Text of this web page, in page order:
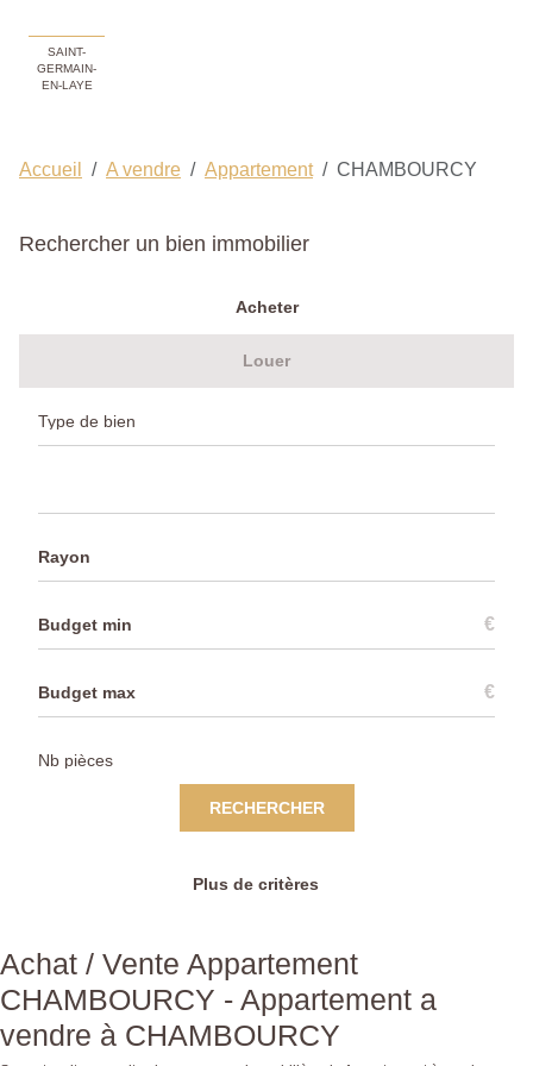
SAINT-
GERMAIN-
EN-LAYE
Accueil A vendre Appartement CHAMBOURCY
Rechercher un bien immobilier
Acheter
Louer
Rayon
€
€
RECHERCHER
Plus de critères
Achat / Vente Appartement
CHAMBOURCY - Appartement a
vendre à CHAMBOURCY